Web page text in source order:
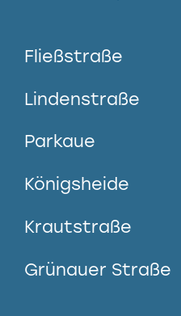
Fließstraße
Lindenstraße
Parkaue
Königsheide
Krautstraße
Grünauer Straße